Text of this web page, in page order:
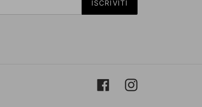
ISCRIVITI
FacebookInstagram